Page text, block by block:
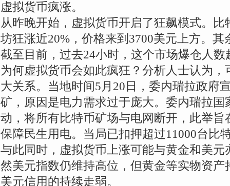
虚拟货币疯涨。
从昨晚开始，虚拟货币开启了狂飙模式。
坊狂涨近20%，价格来到3700美元上方。
截至目前，过去24小时，这个市场爆仓人数
为何虚拟货币会如此疯狂？分析人士认为
大关系。当地时间5月20日，委内瑞拉政府
矿，原因是电力需求过于庞大。委内瑞拉
动，将所有比特币矿场与电网断开，此举
保障民生用电。当局已扣押超过11000台比
与此同时，虚拟货币上涨可能与黄金和美
然美元指数仍维持高位，但黄金等实物资
美元信用的持续走弱。